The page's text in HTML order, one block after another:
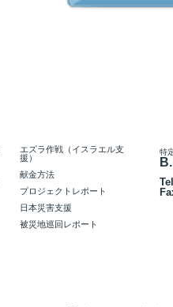
エズラ作戦（イスラエル支
援）
献金方法
プロジェクトレポート
日本災害支援
被災地巡回レポート
特
Tel